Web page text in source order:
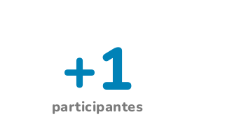
participantes
+1